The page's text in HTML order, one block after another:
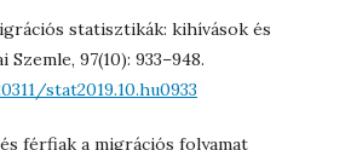
statisztikák: kihívások és
97(10): 933–948.
stat2019.10.hu0933
férfiak a migrációs folyamat